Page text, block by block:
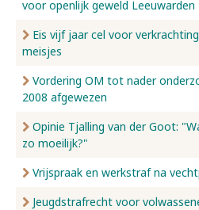
voor openlijk geweld Leeuwarden
Eis vijf jaar cel voor
meisjes
Vordering OM tot nader
2008 afgewezen
Opinie Tjalling van der Goot:
zo moeilijk?"
Vrijspraak en werkstraf na
Jeugdstrafrecht voor